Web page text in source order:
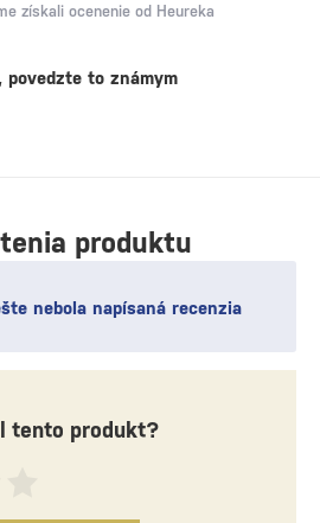
produktu
nebola napísaná recenzia
tento produkt?
získali ocenenie od Heureka
to známym